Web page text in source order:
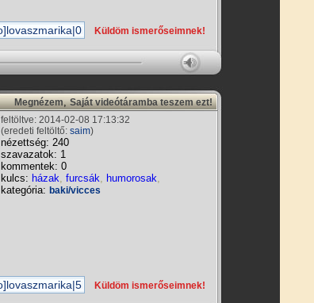
Küldöm ismerőseimnek!
Megnézem,Saját videótáramba teszem ezt!
feltöltve: 2014-02-08 17:13:32
(eredeti feltöltő: saim)
nézettség: 240
szavazatok: 1
kommentek: 0
kulcs: házak, furcsák, humorosak,
kategória: baki/vicces
Küldöm ismerőseimnek!